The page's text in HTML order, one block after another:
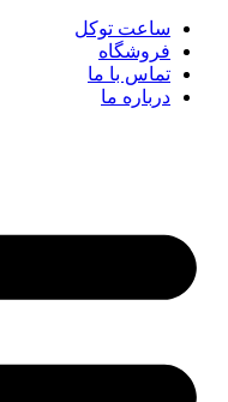
ساعت توکل
فروشگاه
تماس با ما
درباره ما